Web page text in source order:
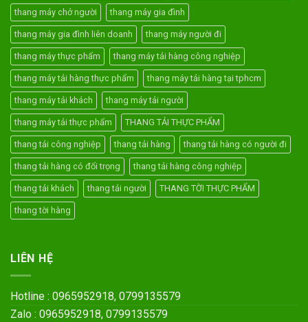
thang máy chở người thang máy gia đình
thang máy gia đình liên doanh thang máy người đi
thang máy thực phẩm thang máy tải hàng công nghiệp
thang máy tải hàng thực phẩm thang máy tải hàng tại tphcm
thang máy tải khách thang máy tải người
thang máy tải thực phẩm THANG TẢI THỰC PHẨM
thang tải công nghiệp thang tải hàng thang tải hàng có người đi
thang tải hàng có đối trọng thang tải hàng công nghiệp
thang tải khách thang tải người THANG TỜI THỰC PHẨM
thang tời hàng
LIÊN HỆ
Hotline : 0965952918, 0799135579
Zalo : 0965952918, 0799135579